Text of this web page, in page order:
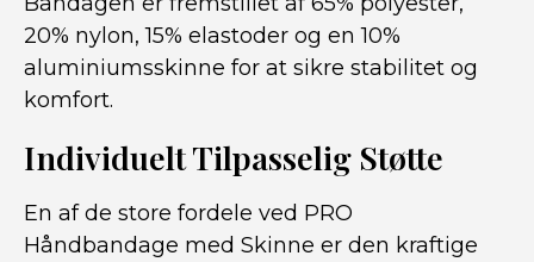
20% nylon, 15% elastoder og en 10%
aluminiumsskinne for at sikre stabilitet og
komfort.
Individuelt Tilpasselig Støtte
En af de store fordele ved PRO
Håndbandage med Skinne er den kraftige